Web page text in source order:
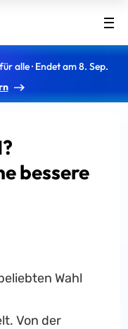
alle · Endet am 8. Sep.
bessere
Wahl
Von der